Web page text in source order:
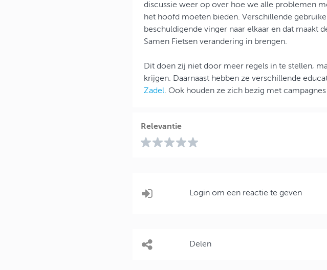
discussie weer op over hoe we alle problemen
het hoofd moeten bieden. Verschillende
beschuldigende vinger naar elkaar en dat maakt
Samen Fietsen verandering in brengen.
Dit doen zij niet door meer regels in te stellen,
krijgen. Daarnaast hebben ze verschillende
Zadel. Ook houden ze zich bezig met
Relevantie
Login om een reactie te geven
Delen